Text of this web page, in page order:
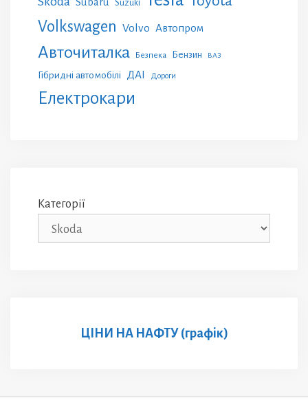
Suzuki
Volkswagen Volvo Автопром
Авточиталка Безпека Бензин ВАЗ
Гібридні автомобілі ДАІ Дороги
Електрокари
Категорії
ЦІНИ НА НАФТУ (графік)